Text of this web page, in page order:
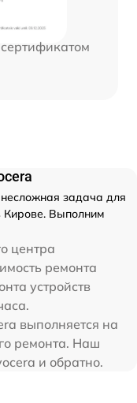
задача для
Кирове. Выполним
центра
ремонта
устройств
выполняется на
ремонта. Наш
и обратно.